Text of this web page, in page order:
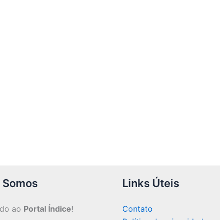
ao Portal Índice!
Links Úteis
Contato